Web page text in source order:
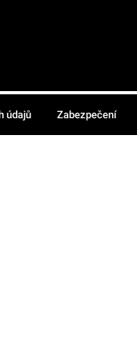
údajů Zabezpečení